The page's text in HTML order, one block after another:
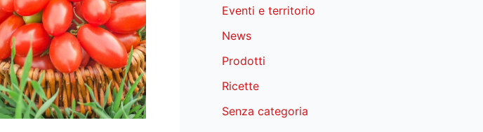
Eventi e territorio
News
Prodotti
Ricette
Senza categoria